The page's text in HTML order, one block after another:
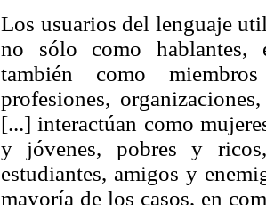
Los usuarios del lenguaje
no sólo como hablantes,
también como
profesiones,
[...] interactúan como
y jóvenes, pobres y
estudiantes, amigos y
mayoría de los casos, en